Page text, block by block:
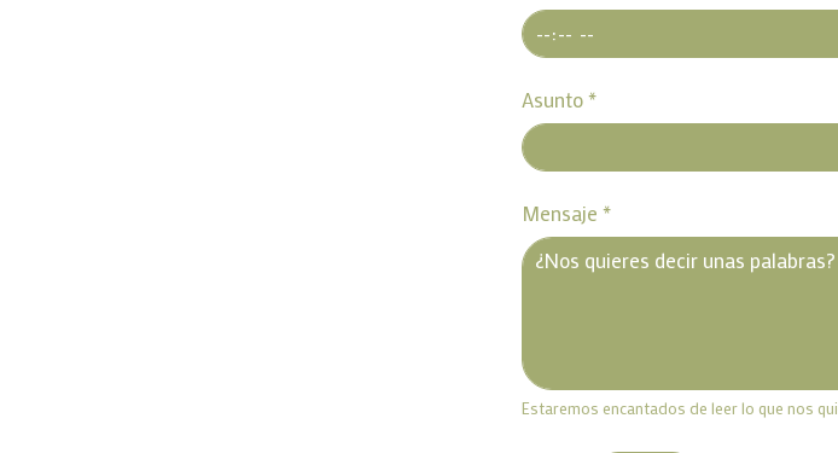
Asunto*
Mensaje *
Estaremos encantados de leer lo que nos